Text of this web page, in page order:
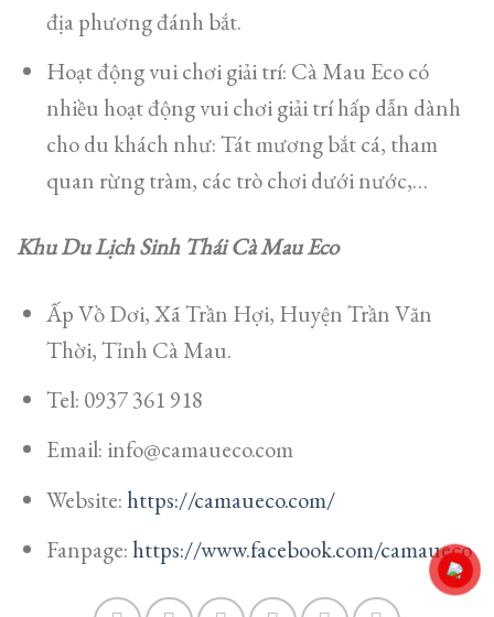
địa phương đánh bắt.
Hoạt động vui chơi giải trí: Cà Mau Eco có
nhiều hoạt động vui chơi giải trí hấp dẫn dành
cho du khách như: Tát mương bắt cá, tham
quan rừng tràm, các trò chơi dưới nước,…
Khu Du Lịch Sinh Thái Cà Mau Eco
Ấp Vồ Dơi, Xã Trần Hợi, Huyện Trần Văn
Thời, Tỉnh Cà Mau.
Tel: 0937 361 918
Email: info@camaueco.com
Website:https://camaueco.com/
Fanpage:https://www.facebook.com/camaueco